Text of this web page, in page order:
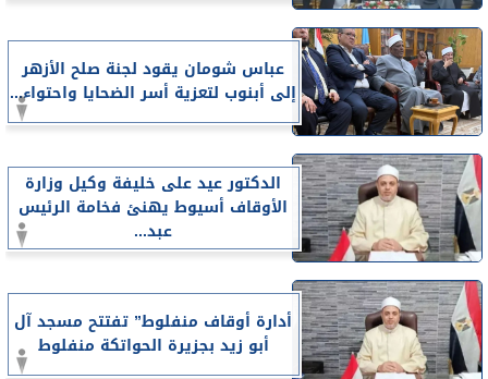
عباس شومان يقود لجنة صلح الأزهر
إلى أبنوب لتعزية أسر الضحايا واحتواء...
الدكتور عيد على خليفة وكيل وزارة
الأوقاف أسيوط يهنئ فخامة الرئيس
عبد...
أدارة أوقاف منفلوط” تفتتح مسجد آل
أبو زيد بجزيرة الحواتكة منفلوط